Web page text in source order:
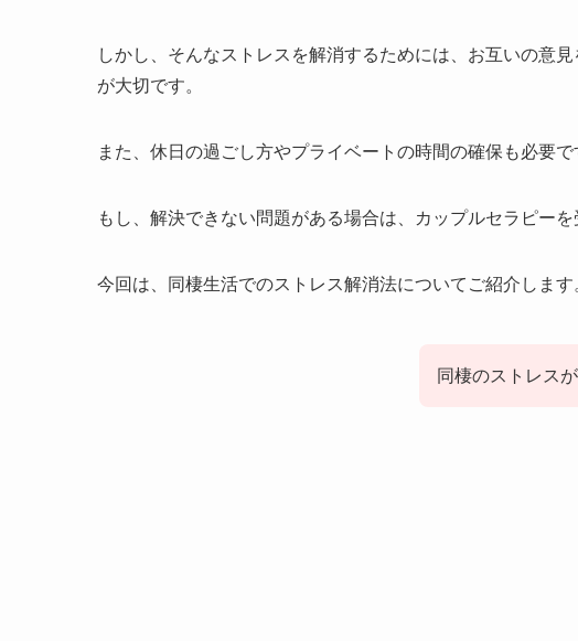
しかし、そんなストレスを解消するためには、お互いの意
が大切です。
また、休日の過ごし方やプライベートの時間の確保も必要で
もし、解決できない問題がある場合は、カップルセラピーを
今回は、同棲生活でのストレス解消法についてご紹介します
同棲のストレス